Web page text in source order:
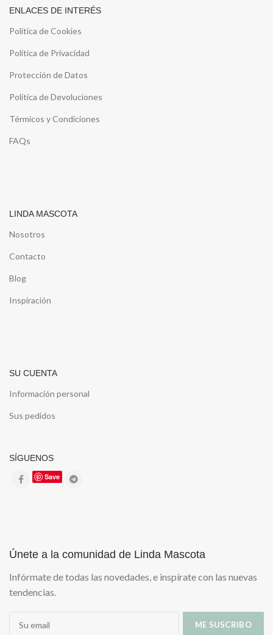
ENLACES DE INTERÉS
Política de Cookies
Política de Privacidad
Protección de Datos
Política de Devoluciones
Térmicos y Condiciones
FAQs
LINDA MASCOTA
Nosotros
Contacto
Blog
Inspiración
SU CUENTA
Información personal
Sus pedidos
SÍGUENOS
Save
Únete a la comunidad de Linda Mascota
Infórmate de todas las novedades, e inspírate con las nuevas
tendencias.